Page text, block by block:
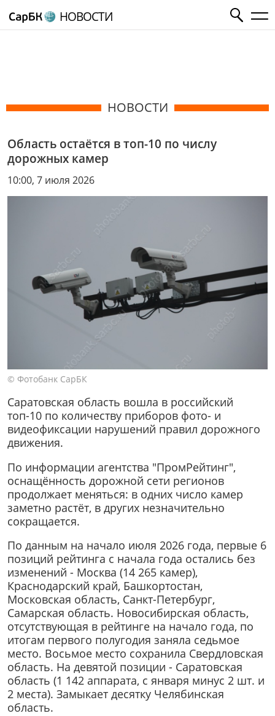
НОВОСТИ
НОВОСТИ
Область остаётся в топ-10 по числу
дорожных камер
10:00, 7 июля 2026
© Фотобанк СарБК
Саратовская область вошла в российский
топ-10 по количеству приборов фото- и
видеофиксации нарушений правил дорожного
движения.
По информации агентства "ПромРейтинг",
оснащённость дорожной сети регионов
продолжает меняться: в одних число камер
заметно растёт, в других незначительно
сокращается.
По данным на начало июля 2026 года, первые 6
позиций рейтинга с начала года остались без
изменений - Москва (14 265 камер),
Краснодарский край, Башкортостан,
Московская область, Санкт-Петербург,
Самарская область. Новосибирская область,
отсутствующая в рейтинге на начало года, по
итогам первого полугодия заняла седьмое
место. Восьмое место сохранила Свердловская
область. На девятой позиции - Саратовская
область (1 142 аппарата, с января минус 2 шт. и
2 места). Замыкает десятку Челябинская
область.